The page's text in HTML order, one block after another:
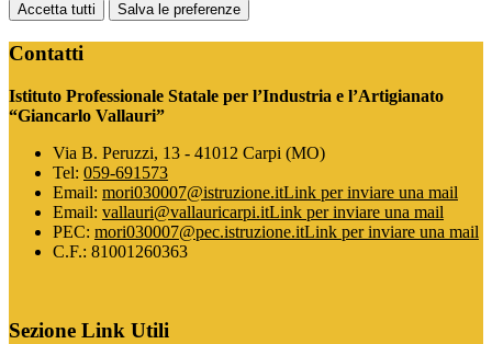
Accetta tutti Salva le preferenze
Contatti
Istituto Professionale Statale per l’Industria e l’Artigianato
“Giancarlo Vallauri”
Via B. Peruzzi, 13 - 41012 Carpi (MO)
Tel: 059-691573
Email: mori030007@istruzione.itLink per inviare una mail
Email: vallauri@vallauricarpi.itLink per inviare una mail
PEC: mori030007@pec.istruzione.itLink per inviare una mail
C.F.: 81001260363
Sezione Link Utili